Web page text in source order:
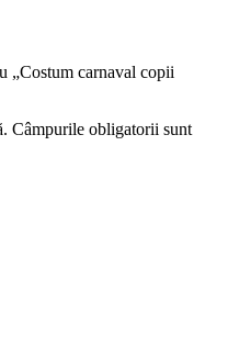
„Costum carnaval copii
Câmpurile obligatorii sunt